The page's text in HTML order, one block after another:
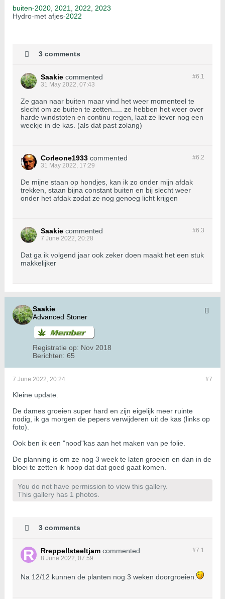
buiten-2020 2021 2022
2023
Hydro-met afjes-2022
3 comments
#6.1
Saakie commented
31 May 2022, 07:43
Ze gaan naar buiten maar vind het weer momenteel te
slecht om ze buiten te zetten..... ze hebben het weer over
harde windstoten en continu regen, laat ze liever nog een
weekje in de kas. (als dat past zolang)
#6.2
Corleone1933 commented
31 May 2022, 17:29
De mijne staan op hondjes, kan ik zo onder mijn afdak
trekken, staan bijna constant buiten en bij slecht weer
onder het afdak zodat ze nog genoeg licht krijgen
#6.3
Saakie commented
7 June 2022, 20:28
Dat ga ik volgend jaar ook zeker doen maakt het een stuk
makkelijker
Saakie
Advanced Stoner
Registratie op: Nov 2018
Berichten: 65
#7
7 June 2022, 20:24
Kleine update.
De dames groeien super hard en zijn eigelijk meer ruinte
nodig, ik ga morgen de pepers verwijderen uit de kas (links op
foto).
Ook ben ik een "nood"kas aan het maken van pe folie.
De planning is om ze nog 3 week te laten groeien en dan in de
bloei te zetten ik hoop dat dat goed gaat komen.
You do not have permission to view this gallery.
This gallery has 1 photos.
3 comments
#7.1
Rreppellsteeltjam commented
8 June 2022, 07:59
Na 12/12 kunnen de planten nog 3 weken doorgroeien.